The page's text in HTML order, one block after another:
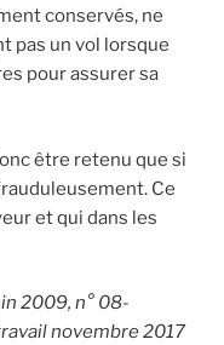
conservés, ne
pas un vol lorsque
pour assurer sa
être retenu que si
Ce
et qui dans les
2009, n° 08-
novembre 2017